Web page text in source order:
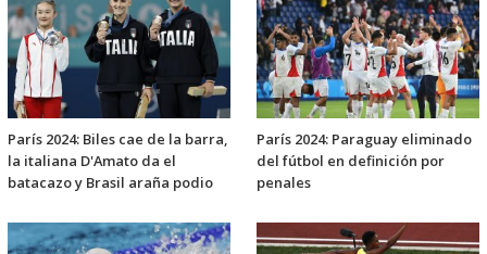
París 2024: Biles cae de la barra,
la italiana D'Amato da el
batacazo y Brasil araña podio
París 2024: Paraguay eliminado
del fútbol en definición por
penales